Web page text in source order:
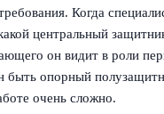
Когда
центральный
он видит в роли
быть опорный
очень сложно.